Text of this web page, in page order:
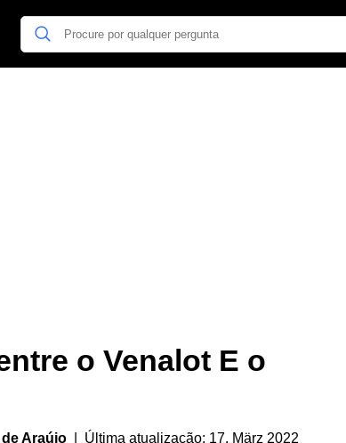
o Venalot E o
Araújo | Última atualização: 17. März 2022